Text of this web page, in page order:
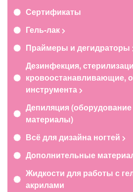
Сертификаты
Гель-лак
Праймеры и дегидраторы
Дезинфекция,
кровоостанавливающие,
инструмента
Депиляция
материалы)
Всё для дизайна ногтей
Дополнительные
Жидкости для работы с
акрилами